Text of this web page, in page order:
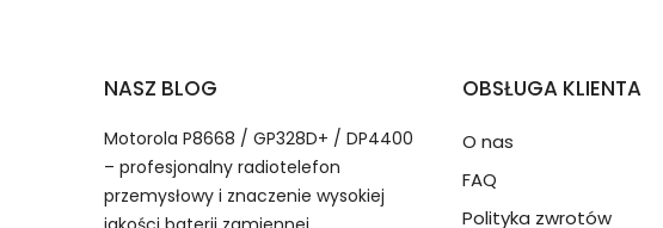
Numer produktu ładowarki
NASZ BLOG
Motorola P8668 / GP328D+ / DP4400
– profesjonalny radiotelefon
przemysłowy i znaczenie wysokiej
OBSŁUGA KLIENTA
O nas
FAQ
Polityka zwrotów